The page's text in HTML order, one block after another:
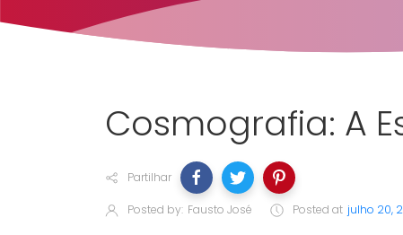
Cosmografia: A
Partilhar
Posted by: Fausto José Posted at julho 20,